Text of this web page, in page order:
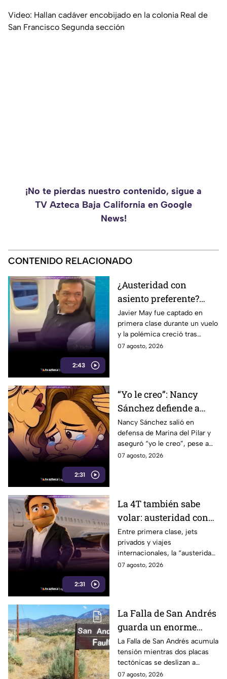
Video: Hallan cadáver encobijado en la colonia Real de
San Francisco Segunda sección
¡No te pierdas nuestro contenido, sigue a
TV Azteca Baja California en Google
News!
CONTENIDO RELACIONADO
2:43
¿Austeridad con
asiento preferente?
Captan a Javier May
sonriente en primera
clase y Morena le “jala
las orejas”
Javier May fue captado en
primera clase durante un vuelo
y la polémica creció tras
imágenes de un presunto reloj
07 agosto, 2026
2:31
“Yo le creo”: Nancy
Sánchez defiende a
Marina del Pilar como
si fuera su hija pese a
polémicas
Nancy Sánchez salió en
defensa de Marina del Pilar y
aseguró “yo le creo”, pese a
los audios filtrados y las
07 agosto, 2026
2:31
La 4T también sabe
volar: austeridad con
sabor a primera clase
Entre primera clase, jets
privados y viajes
internacionales, la “austeridad”
de la 4T parece tener una
07 agosto, 2026
La Falla de San Andrés
guarda un enorme
peligro: estos datos
explican el temor
científico
La Falla de San Andrés acumula
tensión mientras dos placas
tectónicas se deslizan a
centímetros por año. Estos
07 agosto, 2026